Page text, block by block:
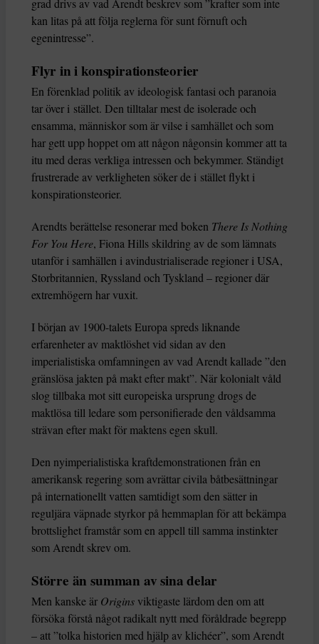
grad drivs av vad Arendt beskrev som ”krafter som inte
kan litas på att följa reglerna för sunt förnuft och
egenintresse”.
Flyr in i konspirationsteorier
En förenklad politik av ideologisk fantasi och paranoia
tar över i stället. Den tilltalar mest de isolerade och
ensamma, människor som är vilse i samhället och som
har gett upp hoppet om att någon någonsin kommer att ta
itu med deras verkliga intressen och bekymmer. Ständigt
frustrerade av verkligheten söker de i stället flykt i
konspirationsteorier.
Arendts berättelse resonerar med boken There Is Nothing
For You Here, Fiona Hills skildring av de som lämnats
utanför i samhällen i avindustrialiserade regioner i USA,
Storbritannien, Ryssland och Tyskland – regioner där
extremhögern har vuxit.
I början av 1900-talets Europa spreds liknande
erfarenheter av maktlöshet vid sidan av den
imperialistiska omfamningen av vad Arendt kallade ”den
gränslösa jakten på makt efter makt”. När kolonialt våld
slog tillbaka mot sitt europeiska ursprung drogs de
maktlösa till ledare som personifierade den våldsamma
strävan efter makt för maktens egen skull.
Den nyimperialistiska kraftdemonstrationen från en
amerikansk regering som avrättar civila båtbesättningar
på internationellt vatten samtidigt som den sätter in
reguljära väpnade styrkor på hemmaplan för att bekämpa
brottslighet framstår som en appell till samma instinkter
som Arendt skrev om.
Större än summan av sina delar
Men kanske är Origins viktigaste lärdom den om att
försöka förstå något radikalt nytt med föråldrade begrepp
– att ”tolka historien med hjälp av klichéer”, som Arendt